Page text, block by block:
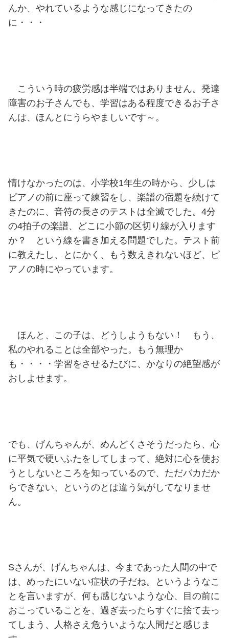
んか、やれているような感じになってきたの
に・・・
こういう時の疲労感は半端ではありません。発達
障害のお子さんでも、学習はある程度できるお子さ
んは、ほんとにうらやましいです～。
情けなかったのは、小学校1年生の時から、少しは
ピアノの前に座って練習をし、楽譜の宿題を続けて
きたのに、音符の長さのテストは全滅でした。4分
の4拍子の楽譜、どこに小節の区切り線が入ります
か？ という線を書き加える問題でした。テスト前
に教えたし、とにかく、もう数えきれないほど、ピ
アノの時にやっています。
ほんと、この子は、どうしようもない！ もう、
私のやれることは全部やった。もう無理か
も・・・・学習をさせるたびに、かなりの絶望感が
おしよせます。
でも、げんちゃんが、めんどくさそうだったら、心
に平気で硬いふたをしてしまって、絶対に心を使お
うとしないところを知っているので、ただバカだか
らできない、というのとは違う気がしてなりませ
ん。
Sさんが、げんちゃんは、今まであった人間の中で
は、めったにいない症状の子だね。というようなこ
とを言いますが、何も感じないような心、目の前に
おこっていることを、過ぎ去ったらすぐに捨て去っ
てしまう、人格さえ危ういような人間だと感じま